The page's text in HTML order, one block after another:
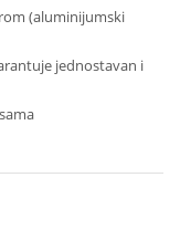
(aluminijumski
jednostavan i